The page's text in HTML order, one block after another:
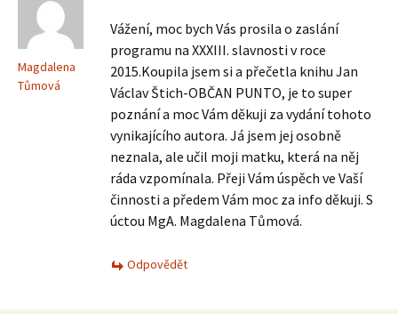
Magdalena
Tůmová
Vážení, moc bych Vás prosila o zaslání
programu na XXXIII. slavnosti v roce
2015.Koupila jsem si a přečetla knihu Jan
Václav Štich-OBČAN PUNTO, je to super
poznání a moc Vám děkuji za vydání tohoto
vynikajícího autora. Já jsem jej osobně
neznala, ale učil moji matku, která na něj
ráda vzpomínala. Přeji Vám úspěch ve Vaší
činnosti a předem Vám moc za info děkuji. S
úctou MgA. Magdalena Tůmová.
Odpovědět